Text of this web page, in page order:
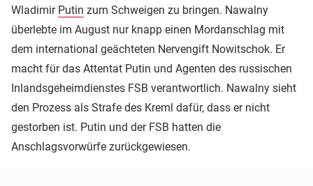
Wladimir Putin zum Schweigen zu bringen. Nawalny
überlebte im August nur knapp einen Mordanschlag mit
dem international geächteten Nervengift Nowitschok. Er
macht für das Attentat Putin und Agenten des russischen
Inlandsgeheimdienstes FSB verantwortlich. Nawalny sieht
den Prozess als Strafe des Kreml dafür, dass er nicht
gestorben ist. Putin und der FSB hatten die
Anschlagsvorwürfe zurückgewiesen.